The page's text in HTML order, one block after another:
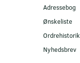
Adressebog
Ønskeliste
Ordrehistorik
Nyhedsbrev